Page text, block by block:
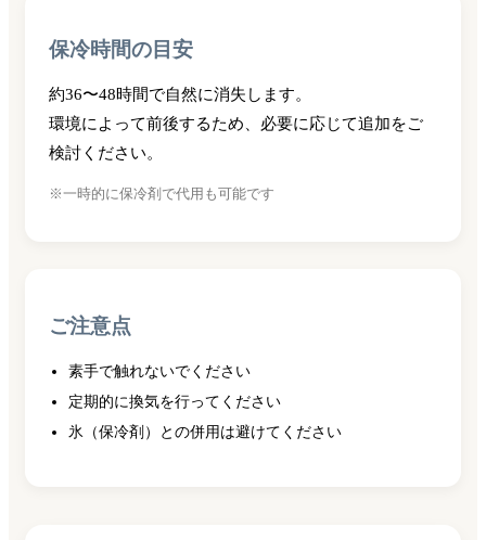
保冷時間の目安
約36〜48時間で自然に消失します。
環境によって前後するため、必要に応じて追加をご
検討ください。
※一時的に保冷剤で代用も可能です
ご注意点
素手で触れないでください
定期的に換気を行ってください
氷（保冷剤）との併用は避けてください